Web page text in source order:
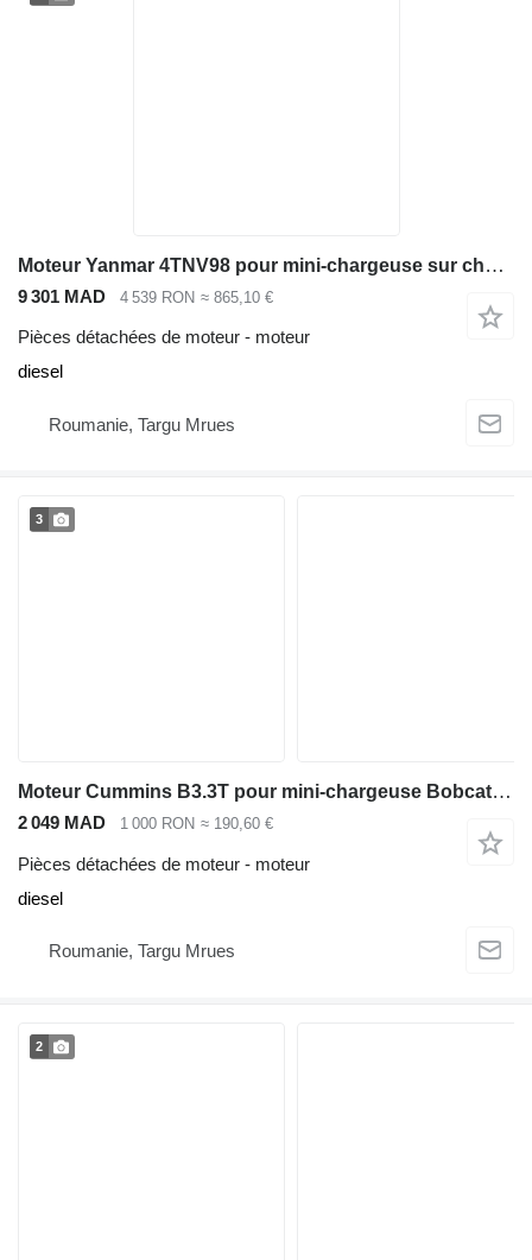
Moteur Yanmar 4TNV98 pour mini-chargeuse sur chenilles Bobcat T190
9 301 MAD 4 539 RON ≈ 865,10 €
Pièces détachées de moteur - moteur
diesel
Roumanie, Targu Mrues
3
Moteur Cummins B3.3T pour mini-chargeuse Bobcat S160 S175 T190
2 049 MAD 1 000 RON ≈ 190,60 €
Pièces détachées de moteur - moteur
diesel
Roumanie, Targu Mrues
2